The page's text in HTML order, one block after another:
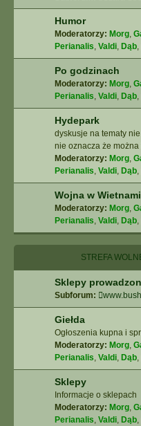
Humor
Moderatorzy: Morg,
Perianalis, Valdi, Dąb,
Po godzinach
Moderatorzy: Morg,
Perianalis, Valdi, Dąb,
Hydepark
dyskusje na tematy
nie oznacza że
Moderatorzy: Morg,
Perianalis, Valdi, Dąb,
Wojna w
Moderatorzy: Morg,
Perianalis, Valdi, Dąb,
STREFA
Sklepy
Subforum:
Giełda
Ogłoszenia kupna i
Moderatorzy: Morg,
Perianalis, Valdi, Dąb,
Sklepy
Informacje o sklepach
Moderatorzy: Morg,
Perianalis, Valdi, Dąb,